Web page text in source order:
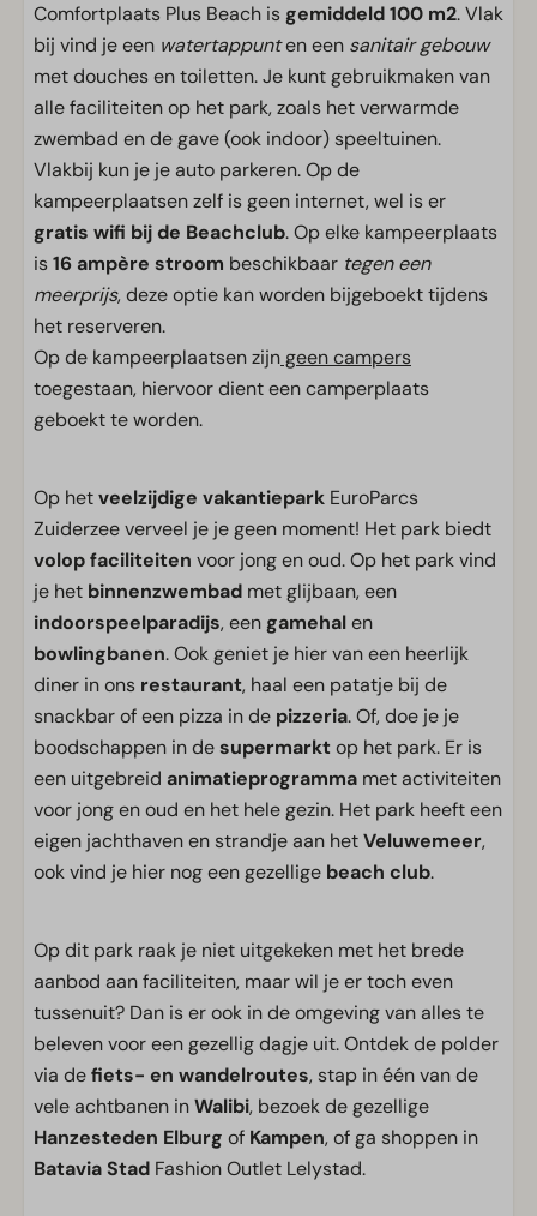
Comfortplaats Plus Beach is gemiddeld 100 m2. Vlak
bij vind je een watertappunten een sanitair gebouw
met douches en toiletten. Je kunt gebruikmaken van
alle faciliteiten op het park, zoals het verwarmde
zwembad en de gave (ook indoor) speeltuinen.
Vlakbij kun je je auto parkeren. Op de
kampeerplaatsen zelf is geen internet, wel is er
gratis wifi bij de Beachclub. Op elke kampeerplaats
is16 ampère stroom beschikbaar tegen een
meerprijs, deze optie kan worden bijgeboekt tijdens
het reserveren.
Op de kampeerplaatsen zijngeen campers
toegestaan, hiervoor dient een camperplaats
geboekt te worden.
Op hetveelzijdige vakantiepark EuroParcs
Zuiderzee verveel je je geen moment! Het park biedt
volop faciliteiten voor jong en oud. Op het park vind
je het binnenzwembad met glijbaan, een
indoorspeelparadijs, een gamehalen
bowlingbanen. Ook geniet je hier van een heerlijk
diner in ons restaurant, haal een patatje bij de
snackbar of een pizza in de pizzeria. Of, doe je je
boodschappen in desupermarktop het park. Er is
een uitgebreid animatieprogramma met activiteiten
voor jong en oud en het hele gezin. Het park heeft een
eigen jachthaven en strandje aan hetVeluwemeer,
ook vind je hier nog een gezellige beach club.
Op dit park raak je niet uitgekeken met het brede
aanbod aan faciliteiten, maar wil je er toch even
tussenuit? Dan is er ook in de omgeving van alles te
beleven voor een gezellig dagje uit. Ontdek de polder
via defiets- en wandelroutes, stap in één van de
vele achtbanen inWalibi, bezoek de gezellige
Hanzesteden Elburg of Kampen, of ga shoppen in
Batavia Stad Fashion Outlet Lelystad.